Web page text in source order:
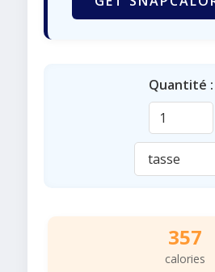
Quantité :
357
calories